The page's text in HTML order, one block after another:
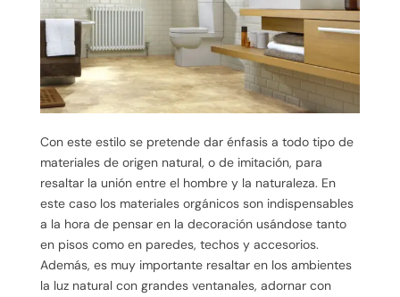
Con este estilo se pretende dar énfasis a todo tipo de
materiales de origen natural, o de imitación, para
resaltar la unión entre el hombre y la naturaleza. En
este caso los materiales orgánicos son indispensables
a la hora de pensar en la decoración usándose tanto
en pisos como en paredes, techos y accesorios.
Además, es muy importante resaltar en los ambientes
la luz natural con grandes ventanales, adornar con